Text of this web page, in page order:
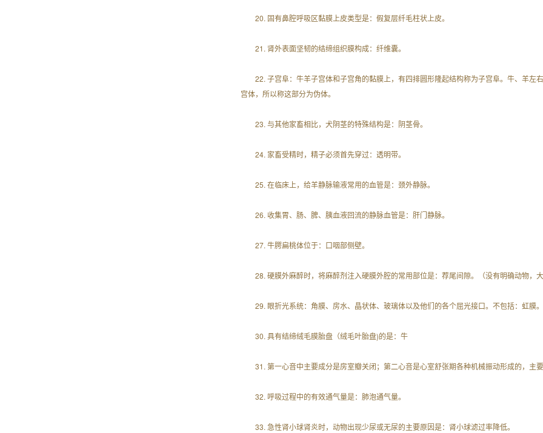
20. 固有鼻腔呼吸区黏膜上皮类型是：假复层纤毛柱状上皮。
21. 肾外表面坚韧的结缔组织膜构成：纤维囊。
22. 子宫阜：牛羊子宫体和子宫角的黏膜上，有四排圆形隆起结构称为子宫阜。牛、羊
宫体，所以称这部分为伪体。
23. 与其他家畜相比，犬阴茎的特殊结构是：阴茎骨。
24. 家畜受精时，精子必须首先穿过：透明带。
25. 在临床上，给羊静脉输液常用的血管是：颈外静脉。
26. 收集胃、肠、脾、胰血液回流的静脉血管是：肝门静脉。
27. 牛腭扁桃体位于：口咽部侧壁。
28. 硬膜外麻醉时，将麻醉剂注入硬膜外腔的常用部位是：荐尾间隙。（没有明确动物，
29. 眼折光系统：角膜、房水、晶状体、玻璃体以及他们的各个屈光接口。不包括：虹膜。
30. 具有结缔绒毛膜胎盘（绒毛叶胎盘)的是：牛
31. 第一心音中主要成分是房室瓣关闭；第二心音是心室舒张期各种机械振动形成的，主要
32. 呼吸过程中的有效通气量是：肺泡通气量。
33. 急性肾小球肾炎时，动物出现少尿或无尿的主要原因是：肾小球滤过率降低。